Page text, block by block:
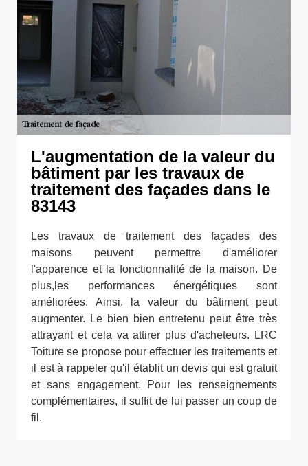
L'augmentation de la valeur du
bâtiment par les travaux de
traitement des façades dans le
83143
Les travaux de traitement des façades des
maisons peuvent permettre d'améliorer
l'apparence et la fonctionnalité de la maison. De
plus,les performances énergétiques sont
améliorées. Ainsi, la valeur du bâtiment peut
augmenter. Le bien bien entretenu peut être très
attrayant et cela va attirer plus d'acheteurs. LRC
Toiture se propose pour effectuer les traitements et
il est à rappeler qu'il établit un devis qui est gratuit
et sans engagement. Pour les renseignements
complémentaires, il suffit de lui passer un coup de
fil.